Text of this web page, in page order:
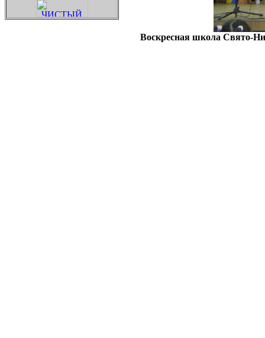
Воскресная школа Свято-